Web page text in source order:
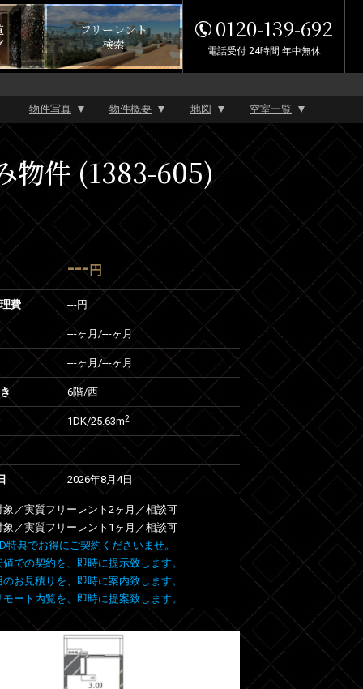
フリーレント
検索
0120-139-692
電話受付 24時間 年中無休
物件写真 物件概要 地図 空室一覧
物件 (1383-605)
--- 円
費 ---円
---ヶ月 /---ヶ月
---ヶ月 /---ヶ月
6階/西
1DK/25.63m2
---
2026年8月4日
象／実質フリーレント2ヶ月／相談可
象／実質フリーレント1ヶ月／相談可
特典でお得にご契約くださいませ。
での契約を、即時に提示致します。
お見積りを、即時に案内致します。
ート内覧を、即時に提案致します。